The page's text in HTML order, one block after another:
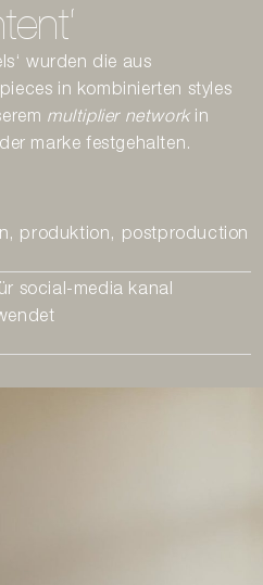
wurden die aus
in kombinierten styles
multiplier networkin
marke festgehalten.
produktion, postproduction
social-media kanal